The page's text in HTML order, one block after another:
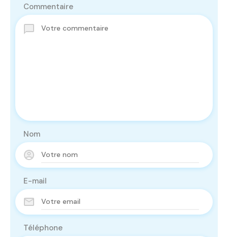
Commentaire
Nom
E-mail
Téléphone